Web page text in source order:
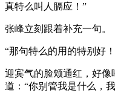
真特么叫人膈应！”
张峰立刻跟着补充一句。
“那句特么的用的特别好
迎宾气的脸颊通红，好
道：“你别管我是什么，